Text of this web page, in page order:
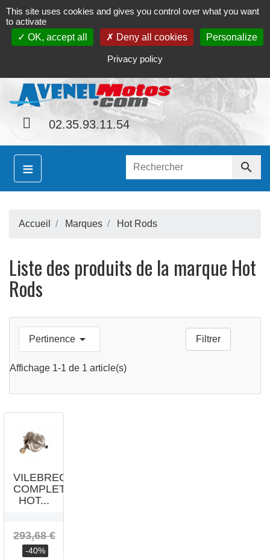
Contact Le magasin Mon compte
02.35.93.11.54
≡ 
Accueil Marques Hot Rods
Liste des produits de la marque Hot
Rods
Pertinence  Filtrer
Affichage 1-1 de 1 article(s)

APERÇU
VILEBREQUIN
COMPLET
HOT...
293,68 €
-40%
This site uses cookies and gives you control over what you want
to activate
OK, accept all
Deny all cookies Personalize
Privacy policy